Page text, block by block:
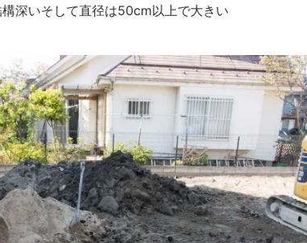
深いそして直径は50cm以上で大きい